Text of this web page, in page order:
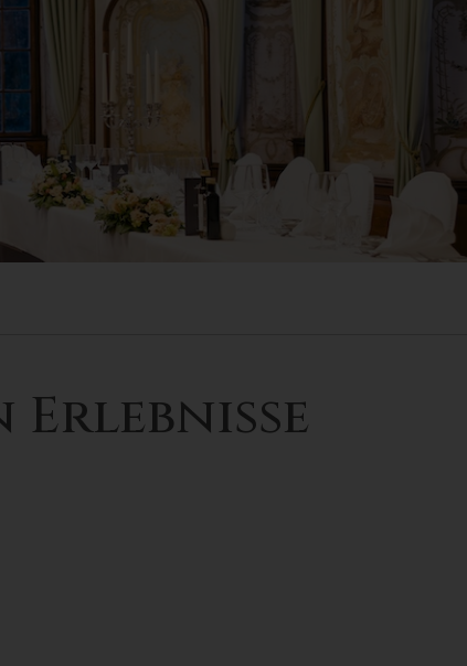
Erlebnisse